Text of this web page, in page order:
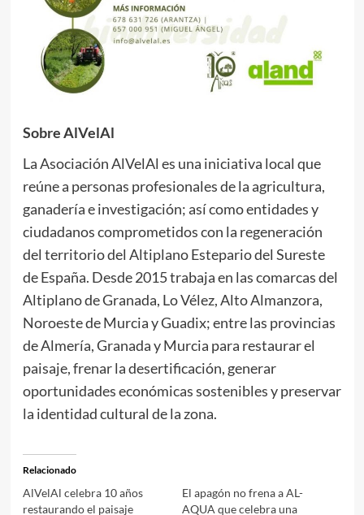
Sobre AlVelAl
La Asociación AlVelAl es una iniciativa local que
reúne a personas profesionales de la agricultura,
ganadería e investigación; así como entidades y
ciudadanos comprometidos con la regeneración
del territorio del Altiplano Estepario del Sureste
de España. Desde 2015 trabaja en las comarcas del
Altiplano de Granada, Lo Vélez, Alto Almanzora,
Noroeste de Murcia y Guadix; entre las provincias
de Almería, Granada y Murcia para restaurar el
paisaje, frenar la desertificación, generar
oportunidades económicas sostenibles y preservar
la identidad cultural de la zona.
Relacionado
AlVelAl celebra 10 años
restaurando el paisaje
El apagón no frena a AL-
AQUA que celebra una